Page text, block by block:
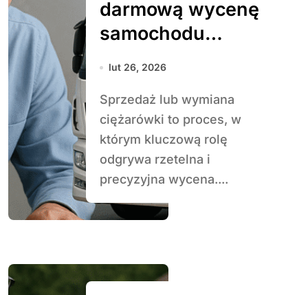
darmową wycenę
samochodu
ciężarowego
lut 26, 2026
Sprzedaż lub wymiana
ciężarówki to proces, w
którym kluczową rolę
odgrywa rzetelna i
precyzyjna wycena....